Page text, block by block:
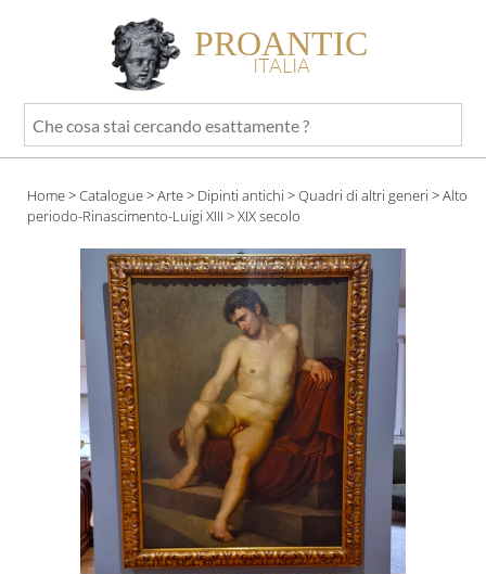
PROANTIC
ITALIA
Che
cosa
cercando
esattamente
Home>Catalogue>Arte> Dipinti antichi >Quadri di altri generi >Alto
periodo-Rinascimento-Luigi XIII > XIX secolo